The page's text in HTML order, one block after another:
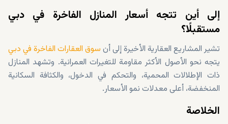
إلى أين تتجه أسعار المنازل الفاخرة في دبي
مستقبلًا؟
تشير المشاريع العقارية الأخيرة إلى أن سوق العقارات الفاخرة في دبي
يتجه نحو الأصول الأكثر مقاومة للتغيرات العمرانية. وتشهد المنازل
ذات الإطلالات المحمية، والتحكم في الدخول، والكثافة السكانية
المنخفضة، أعلى معدلات نمو الأسعار.
الخلاصة